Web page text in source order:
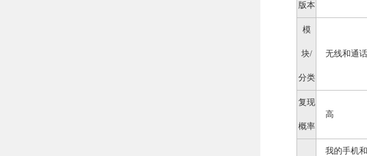
版本
模
块/
分类
无线和通
复现
概率
高
我的手机